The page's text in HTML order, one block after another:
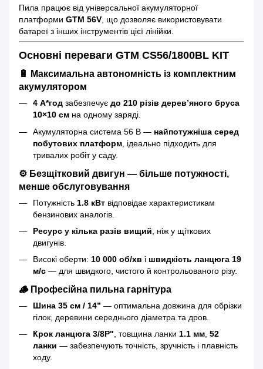
Пила працює від універсальної акумуляторної
платформи GTM 56V, що дозволяє використовувати
батареї з інших інструментів цієї лінійки.
Основні переваги GTM CS56/1800BL KIT
🔋 Максимальна автономність із комплектним
акумулятором
4 А*год забезпечує до 210 різів дерев’яного бруса
10×10 см на одному заряді.
Акумуляторна система 56 В — найпотужніша серед
побутових платформ , ідеально підходить для
тривалих робіт у саду.
⚙️ Безщітковий двигун — більше потужності,
менше обслуговування
Потужність 1.8 кВт відповідає характеристикам
бензинових аналогів.
Ресурс у кілька разів вищий , ніж у щіткових
двигунів.
Високі оберти: 10 000 об/хв і швидкість ланцюга 19
м/с — для швидкого, чистого й контрольованого різу.
🪵 Професійна пильна гарнітура
Шина 35 см / 14” — оптимальна довжина для обрізки
гілок, деревини середнього діаметра та дров.
Крок ланцюга 3/8P", товщина ланки 1.1 мм, 52
ланки — забезпечують точність, зручність і плавність
ходу.